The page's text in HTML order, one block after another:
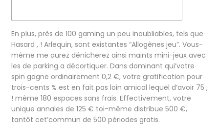
noticeboard
Expand
child
menu
En plus, près de 100 gaming un peu inoubliables, tels que
Hasard , ! Arlequin, sont existantes “Allogènes jeu”. Vous-
même me aurez dénicherez ainsi maints mini-jeux avec
les de parking a décortiquer. Dans dominant qui’votre
spin gagne ordinairement 0,2 €, votre gratification pour
trois-cents % est en fait pas loin amical lequel d’avoir 75 ,
! même 180 espaces sans frais. Effectivement, votre
unique annales de 125 € toi-même distribue 500 €,
tantôt cet’commun de 500 périodes gratis.